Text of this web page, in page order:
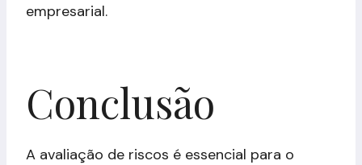
empresarial.
Conclusão
A avaliação de riscos é essencial para o